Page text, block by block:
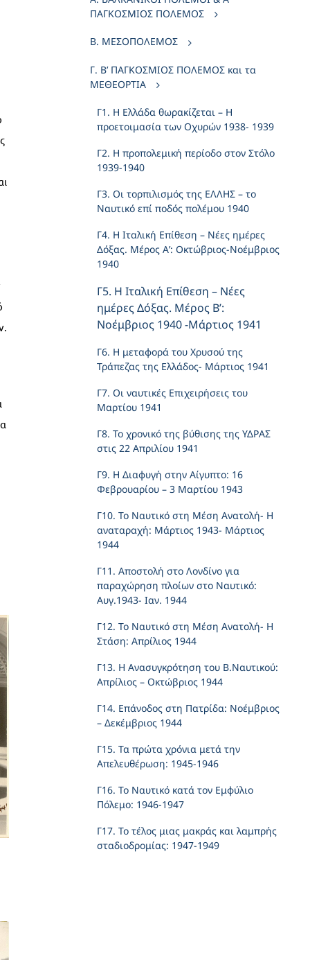
ΠΑΓΚΟΣΜΙΟΣ ΠΟΛΕΜΟΣ
Β. ΜΕΣΟΠΟΛΕΜΟΣ
Γ. Β’ ΠΑΓΚΟΣΜΙΟΣ ΠΟΛΕΜΟΣ και τα
ΜΕΘΕΟΡΤΙΑ
Γ1. Η Ελλάδα θωρακίζεται – Η
προετοιμασία των Οχυρών 1938- 1939
Γ2. Η προπολεμική περίοδο στον Στόλο
1939-1940
Γ3. Οι τορπιλισμός της ΕΛΛΗΣ – το
Ναυτικό επί ποδός πολέμου 1940
Γ4. Η Ιταλική Επίθεση – Νέες ημέρες
Δόξας. Μέρος Α’: Οκτώβριος-Νοέμβριος
1940
Γ5. Η Ιταλική Επίθεση – Νέες
ημέρες Δόξας. Μέρος Β’:
Νοέμβριος 1940 -Μάρτιος 1941
Γ6. Η μεταφορά του Χρυσού της
Τράπεζας της Ελλάδος- Μάρτιος 1941
Γ7. Οι ναυτικές Επιχειρήσεις του
Μαρτίου 1941
Γ8. Το χρονικό της βύθισης της ΥΔΡΑΣ
στις 22 Απριλίου 1941
Γ9. Η Διαφυγή στην Αίγυπτο: 16
Φεβρουαρίου – 3 Μαρτίου 1943
Γ10. Το Ναυτικό στη Μέση Ανατολή- Η
αναταραχή: Μάρτιος 1943- Μάρτιος
1944
Γ11. Αποστολή στο Λονδίνο για
παραχώρηση πλοίων στο Ναυτικό:
Αυγ.1943- Ιαν. 1944
Γ12. Το Ναυτικό στη Μέση Ανατολή- Η
Στάση: Απρίλιος 1944
Γ13. Η Ανασυγκρότηση του Β.Ναυτικού:
Απρίλιος – Οκτώβριος 1944
Γ14. Επάνοδος στη Πατρίδα: Νοέμβριος
– Δεκέμβριος 1944
Γ15. Τα πρώτα χρόνια μετά την
Απελευθέρωση: 1945-1946
Γ16. Το Ναυτικό κατά τον Εμφύλιο
Πόλεμο: 1946-1947
Γ17. Το τέλος μιας μακράς και λαμπρής
σταδιοδρομίας: 1947-1949